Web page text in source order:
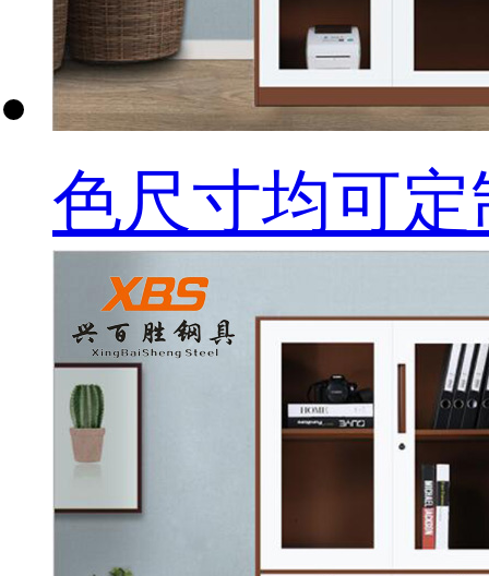
色尺寸均可定